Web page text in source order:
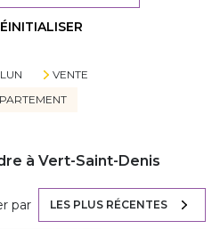
VENTE
à Vert-Saint-Denis
par LES PLUS RÉCENTES